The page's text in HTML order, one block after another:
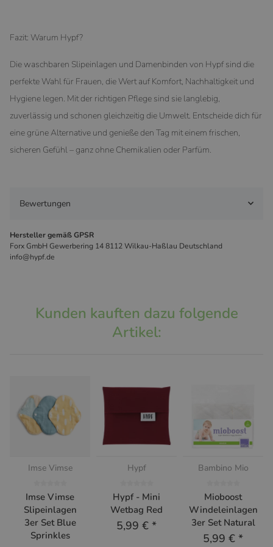
Fazit: Warum Hypf?
Die waschbaren Slipeinlagen und Damenbinden von Hypf sind die
perfekte Wahl für Frauen, die Wert auf Komfort, Nachhaltigkeit und
Hygiene legen. Mit der richtigen Pflege sind sie langlebig,
zuverlässig und schonen gleichzeitig die Umwelt. Entscheide dich für
eine grüne Alternative und genieße den Tag mit einem frischen,
sicheren Gefühl – ganz ohne Chemikalien oder Parfüm.
Bewertungen
Hersteller gemäß GPSR
Forx GmbH Gewerbering 14 8112 Wilkau-Haßlau Deutschland
info@hypf.de
Kunden kauften dazu folgende
Artikel:
Imse Vimse
Imse Vimse
Slipeinlagen
3er Set Blue
Sprinkles
Hypf
Hypf - Mini
Wetbag Red
5,99 € *
Bambino Mio
Mioboost
Windeleinlagen
3er Set Natural
5,99 € *